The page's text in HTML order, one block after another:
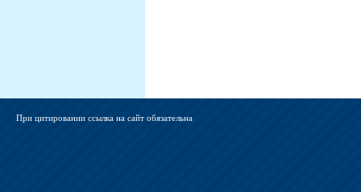
При цитировании ссылка на сайт обязательна